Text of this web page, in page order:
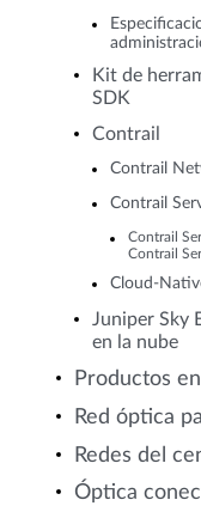
Kit de
SDK
Contrail
Contrail
Contrail
Contrail
Contrail
Cloud-
Juniper Sky
en la nube
Productos
Red óptica
Redes del
Óptica